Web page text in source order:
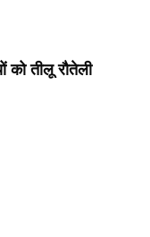
को तीलू रौतेली